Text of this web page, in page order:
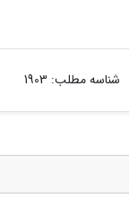
شناسه مطلب: 1903